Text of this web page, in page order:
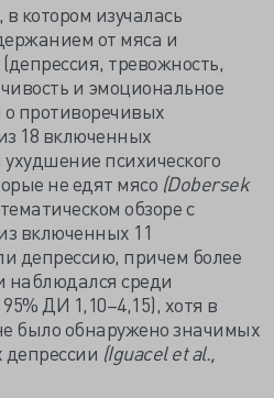
котором изучалась
от мяса и
тревожность,
и эмоциональное
противоречивых
18 включенных
психического
не едят мясо (Dobersek
обзоре с
включенных 11
депрессию, причем более
наблюдался среди
ДИ 1,10–4,15), хотя в
было обнаружено значимых
депрессии (Iguacel et al.,